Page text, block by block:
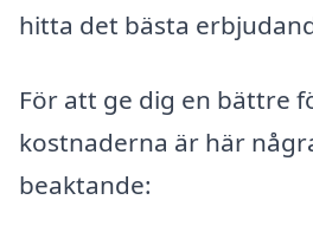
hitta det bästa
För att ge dig en bättre
kostnaderna är här
beaktande: